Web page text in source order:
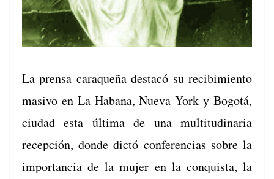
La pren­sa caraque­ña destacó su recibimien­to
masi­vo en La Habana, Nue­va York y Bogotá,
ciu­dad esta últi­ma de una mul­ti­tu­di­nar­ia
recep­ción, donde dic­tó con­fer­en­cias sobre la
impor­tan­cia de la mujer en la con­quista, la